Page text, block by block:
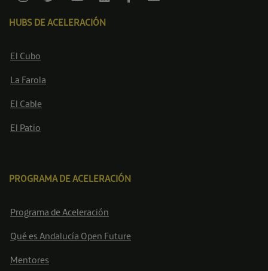
HUBS DE ACELERACIÓN
El Cubo
La Farola
El Cable
El Patio
PROGRAMA DE ACELERACIÓN
Programa de Aceleración
Qué es Andalucía Open Future
Mentores